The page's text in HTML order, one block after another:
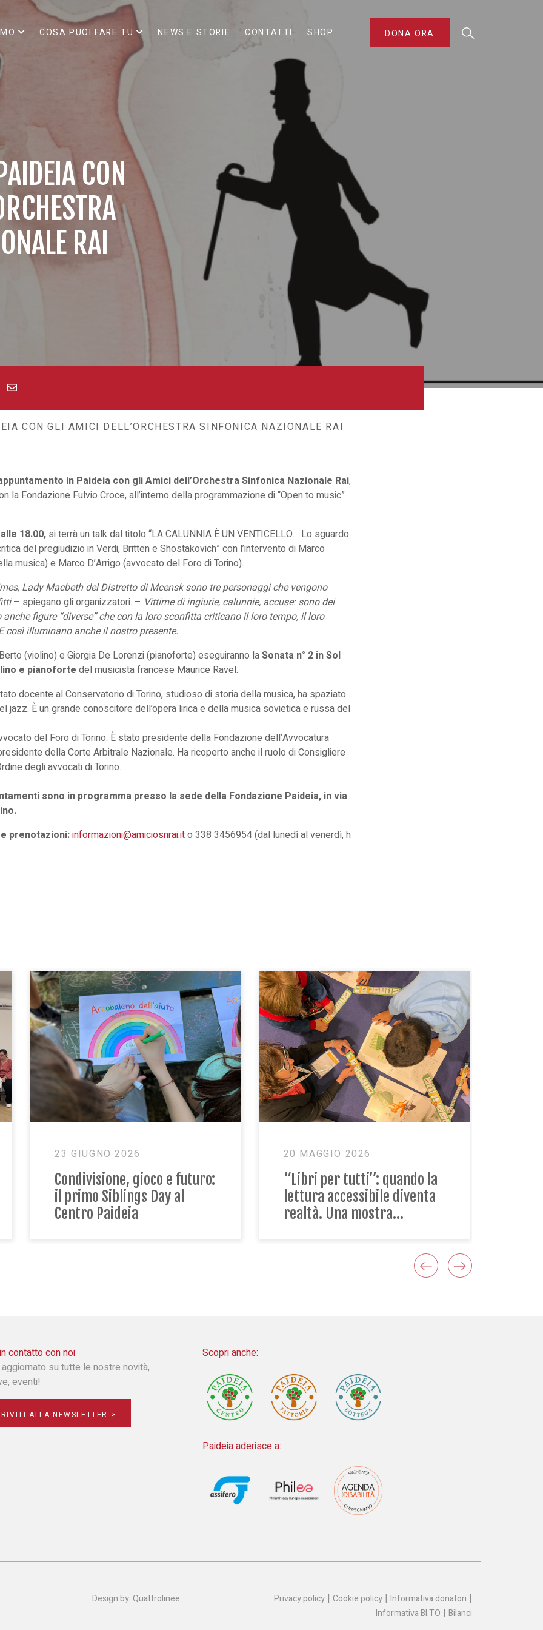
COSA PUOI FARE TU NEWS E STORIE CONTATTI SHOP DONA ORA
CON
RAI
CON GLI AMICI DELL’ORCHESTRA SINFONICA NAZIONALE RAI
in Paideia con gli Amici dell’Orchestra Sinfonica Nazionale Rai,
la Fondazione Fulvio Croce, all’interno della programmazione di “Open to music”
18.00, si terrà un talk dal titolo “LA CALUNNIA È UN VENTICELLO… Lo sguardo
del pregiudizio in Verdi, Britten e Shostakovich” con l’intervento di Marco
musica) e Marco D’Arrigo (avvocato del Foro di Torino).
Lady Macbeth del Distretto di Mcensk sono tre personaggi che vengono
– spiegano gli organizzatori. – Vittime di ingiurie, calunnie, accuse: sono dei
anche figure “diverse” che con la loro sconfitta criticano il loro tempo, il loro
così illuminano anche il nostro presente.
(violino) e Giorgia De Lorenzi (pianoforte) eseguiranno laSonata n° 2 in Sol
e pianoforte del musicista francese Maurice Ravel.
docente al Conservatorio di Torino, studioso di storia della musica, ha spaziato
jazz. È un grande conoscitore dell’opera lirica e della musica sovietica e russa del
del Foro di Torino. È stato presidente della Fondazione dell’Avvocatura
della Corte Arbitrale Nazionale. Ha ricoperto anche il ruolo di Consigliere
degli avvocati di Torino.
sono in programma presso la sede della Fondazione Paideia, in via
prenotazioni:informazioni@amiciosnrai.ito 338 3456954 (dal lunedì al venerdì, h
la
18 MAGGIO 2026
La natura che accoglie:
Fattoria Sociale Paideia a
Flor Primavera
11 MAGGIO 2026
Future Week: in Paideia “Il
futuro è la cura”
contatto con noi
aggiornato su tutte le nostre novità,
eventi!
ALLA NEWSLETTER >
Scopri anche:
Paideia aderisce a:
Design by: Quattrolinee Privacy policy | Cookie policy | Informativa donatori |
Informativa BI.TO | Bilanci